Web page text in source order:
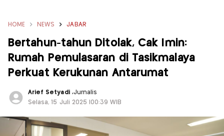
HOME NEWS JABAR
Bertahun-tahun Ditolak, Cak Imin:
Rumah Pemulasaran di Tasikmalaya
Perkuat Kerukunan Antarumat
Arief Setyadi ,Jurnalis
Selasa, 15 Juli 2025 |00:39 WIB